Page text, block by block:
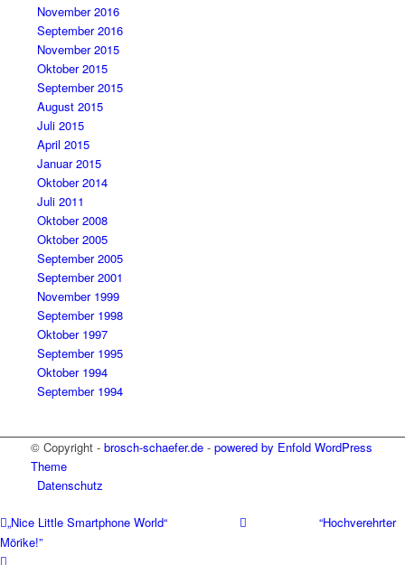
November 2016
September 2016
November 2015
Oktober 2015
September 2015
August 2015
Juli 2015
April 2015
Januar 2015
Oktober 2014
Juli 2011
Oktober 2008
Oktober 2005
September 2005
September 2001
November 1999
September 1998
Oktober 1997
September 1995
Oktober 1994
September 1994
© Copyright - brosch-schaefer.de- powered by Enfold WordPress
Theme
Datenschutz
„Nice Little Smartphone World“
“Hochverehrter
Mörike!”